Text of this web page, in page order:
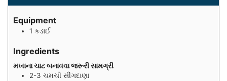
Equipment
1 કડાઈ
Ingredients
મખાના ચાટ બનાવવા જરૂરી સામગ્રી
2-3 ચમચી સીંગદાણા